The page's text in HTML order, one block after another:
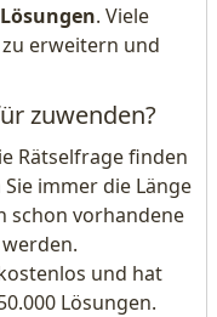
. Viele
erweitern und
zuwenden?
Rätselfrage finden
immer die Länge
schon vorhandene
und hat
Lösungen.